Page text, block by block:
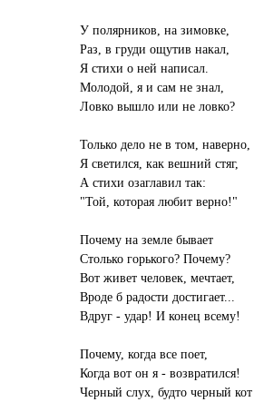
У полярников, на зимовке,
Раз, в груди ощутив накал,
Я стихи о ней написал.
Молодой, я и сам не знал,
Ловко вышло или не ловко?
Только дело не в том, наверно,
Я светился, как вешний стяг,
А стихи озаглавил так:
"Той, которая любит верно!"
Почему на земле бывает
Столько горького? Почему?
Вот живет человек, мечтает,
Вроде б радости достигает...
Вдруг - удар! И конец всему!
Почему, когда все поет,
Когда вот он я - возвратился!
Черный слух, будто черный кот